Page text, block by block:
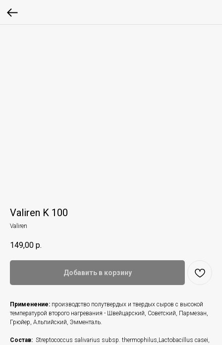
Valiren K 100
Valiren
149,00 р.
Добавить в корзину
Применение: производство полутвердых и твердых сыров с высокой
температурой второго нагревания - Швейцарский, Советский, Пармезан,
Грюйер, Альпийский, Эмменталь.
Состав: Streptococcus salivarius subsp. thermophilus,Lactobacillus casei,